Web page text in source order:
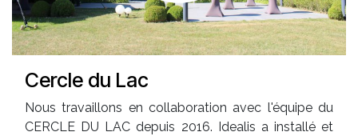
Cercle du Lac
Nous travaillons en collaboration avec l'équipe du
CERCLE DU LAC depuis 2016. Idealis a installé et